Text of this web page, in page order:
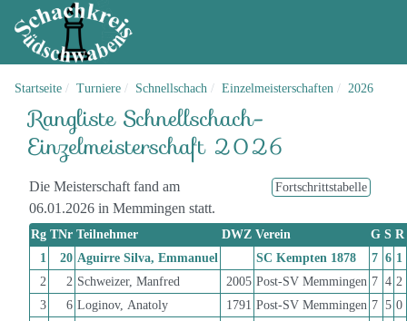
Startseite Turniere Schnellschach Einzelmeisterschaften 2026
Rangliste Schnellschach-
Einzelmeisterschaft 2026
Die Meisterschaft fand am
06.01.2026 in Memmingen statt.
Fortschrittstabelle
Rg TNr Teilnehmer DWZ Verein G S R
1
20 Aguirre Silva, Emmanuel SC Kempten 1878 7 6 1
2
2 Schweizer, Manfred 2005 Post-SV Memmingen 7 4 2
3
6 Loginov, Anatoly 1791 Post-SV Memmingen 7 5 0